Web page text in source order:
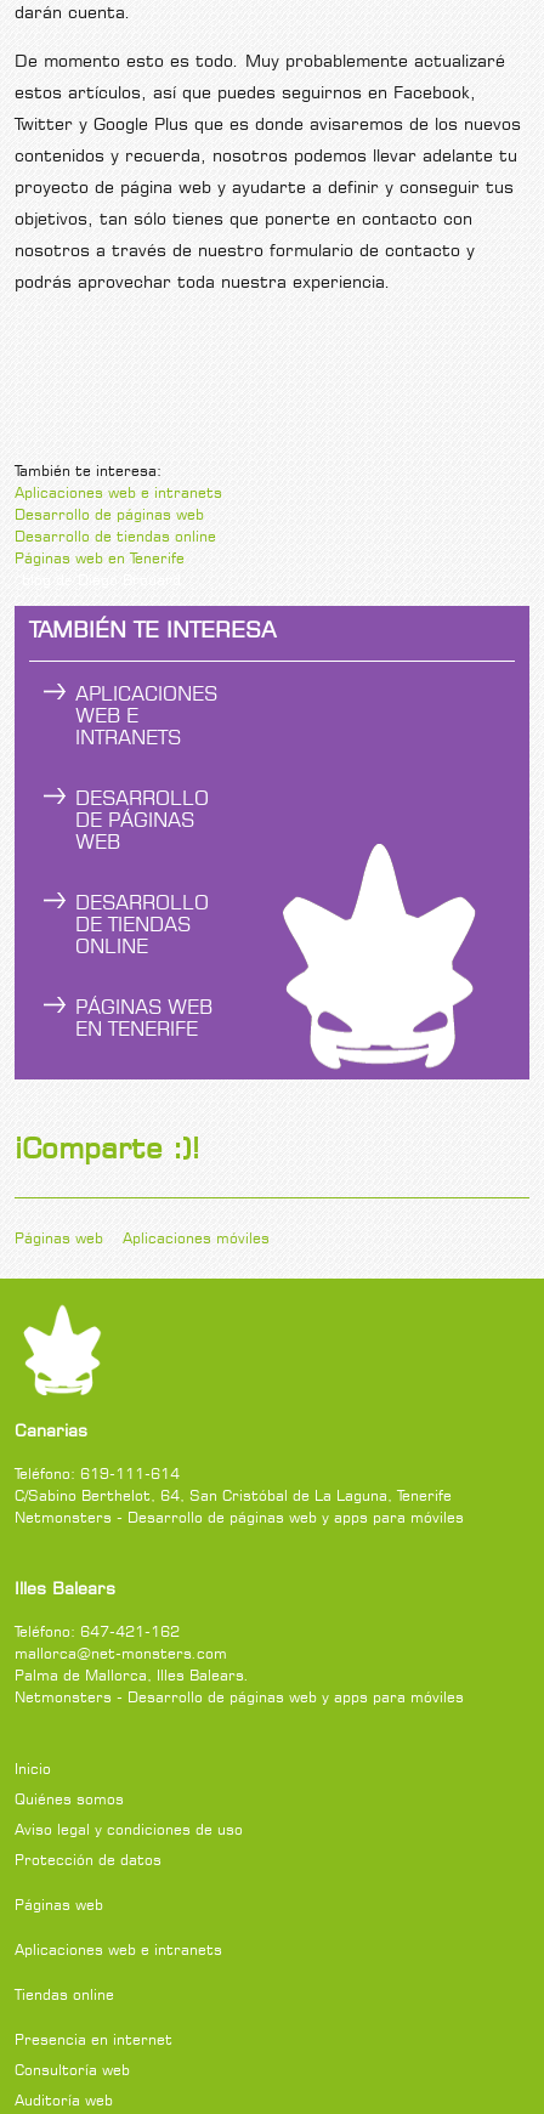
darán cuenta.
De momento esto es todo. Muy probablemente actualizaré
estos artículos, así que puedes seguirnos en Facebook,
Twitter y Google Plus que es donde avisaremos de los nuevos
contenidos y recuerda, nosotros podemos llevar adelante tu
proyecto de página web y ayudarte a definir y conseguir tus
objetivos, tan sólo tienes que ponerte en contacto con
nosotros a través de nuestro formulario de contacto y
podrás aprovechar toda nuestra experiencia.
También te interesa:
Aplicaciones web e intranets
Desarrollo de páginas web
Desarrollo de tiendas online
Páginas web en Tenerife
TAMBIÉN TE INTERESA
APLICACIONES
WEB E
INTRANETS
DESARROLLO
DE PÁGINAS
WEB
DESARROLLO
DE TIENDAS
ONLINE
PÁGINAS WEB
EN TENERIFE
¡Comparte :)!
Páginas web Aplicaciones móviles
Canarias
Teléfono: 619-111-614
C/Sabino Berthelot, 64 San Cristóbal de La Laguna ,Tenerife
Netmonsters - Desarrollo de páginas web y apps para móviles
Illes Balears
Teléfono: 647-421-162
mallorca@net-monsters.com
Palma de Mallorca
Illes Balears
Netmonsters - Desarrollo de páginas web y apps para móviles
Inicio
Quiénes somos
Aviso legal y condiciones de uso
Protección de datos
Páginas web
Aplicaciones web e intranets
Tiendas online
Presencia en internet
Consultoría web
Auditoría web